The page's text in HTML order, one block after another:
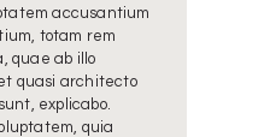
accusantium
totam rem
quae ab illo
quasi architecto
explicabo.
quia